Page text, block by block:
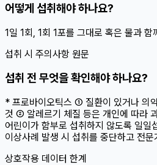
어떻게 섭취해야 하나요?
1일 1회, 1회 1포를 그대로 혹은 물과 함
섭취 시 주의사항 원문
섭취 전 무엇을 확인해야 하나요?
* 프로바이오틱스 ① 질환이 있거나 의
것 ② 알레르기 체질 등은 개인에 따라
어린이가 함부로 섭취하지 않도록 일
이상사례 발생 시 섭취를 중단하고 전문
상호작용 데이터 한계